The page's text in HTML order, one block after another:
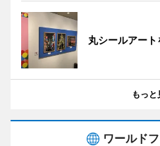
丸シールアー
もっと
ワールド